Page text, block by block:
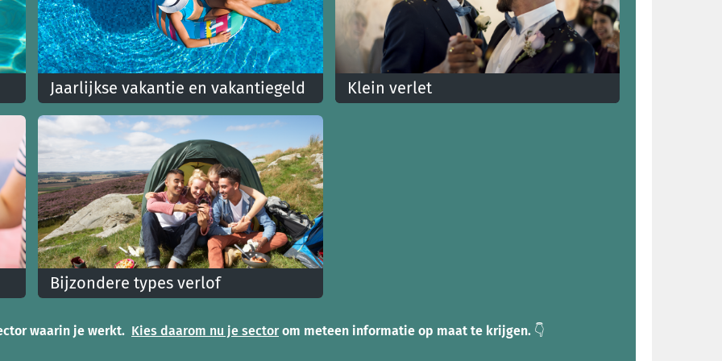
Jaarlijkse vakantie en vakantiegeld
Ontdek hoe het zit met jouw jaarlijks verlof,
vakantiedagen en vakantiegeld
Klein verlet
Moet je naar een huwelijk of een begrafenis? Door
Bijzondere types verlof
Ontdek jeugdvakantie, seniorvakantie of
waarin je werkt. Kies daarom nu je sectorom meteen informatie op maat te krijgen. 👇